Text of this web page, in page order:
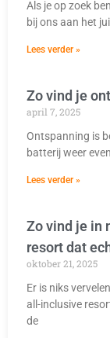
Als je op zoek
bij ons aan het
Lees verder »
Zo vind je
april 7, 2025
Ontspanning is
batterij weer
Lees verder »
Zo vind je in
resort dat
oktober 21, 2025
Er is niks
all-inclusive
de